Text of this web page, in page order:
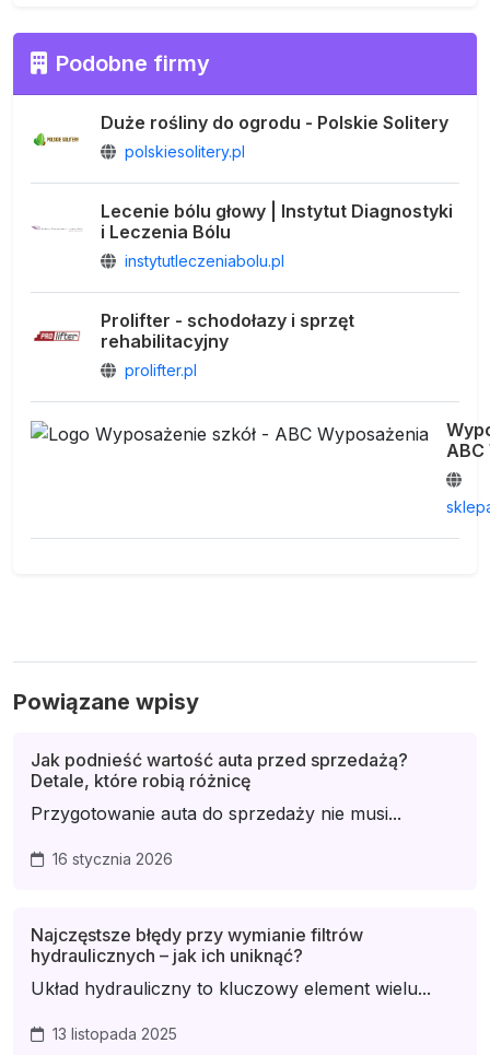
Podobne firmy
Duże rośliny do ogrodu - Polskie Solitery
polskiesolitery.pl
Lecenie bólu głowy | Instytut Diagnostyki
i Leczenia Bólu
instytutleczeniabolu.pl
Prolifter - schodołazy i sprzęt
rehabilitacyjny
prolifter.pl
ABC
Powiązane wpisy
Jak podnieść wartość auta przed sprzedażą?
Detale, które robią różnicę
Przygotowanie auta do sprzedaży nie musi...
16 stycznia 2026
Najczęstsze błędy przy wymianie filtrów
hydraulicznych – jak ich uniknąć?
Układ hydrauliczny to kluczowy element wielu...
13 listopada 2025